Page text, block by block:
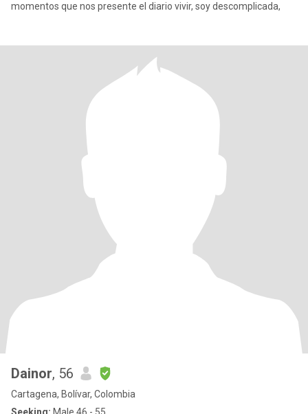
momentos que nos presente el diario vivir, soy descomplicada,
Dainor, 56
Cartagena, Bolívar, Colombia